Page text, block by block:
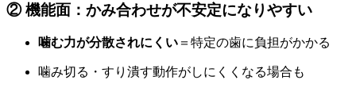
② 機能面：かみ合わせが不安定になりやすい
噛む力が分散されにくい ＝特定の歯に負担がかかる
噛み切る・すり潰す動作がしにくくなる場合も